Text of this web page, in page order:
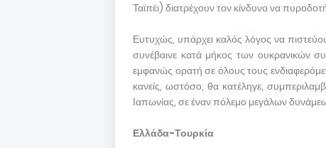
Ταϊπέι) διατρέχουν τον κίνδυνο να
Ευτυχώς, υπάρχει καλός λόγος να
συνέβαινε κατά μήκος των ουκρανικών
εμφανώς ορατή σε όλους τους
κανείς, ωστόσο, θα κατέληγε,
Ιαπωνίας, σε έναν πόλεμο μεγάλων
Ελλάδα-Τουρκία